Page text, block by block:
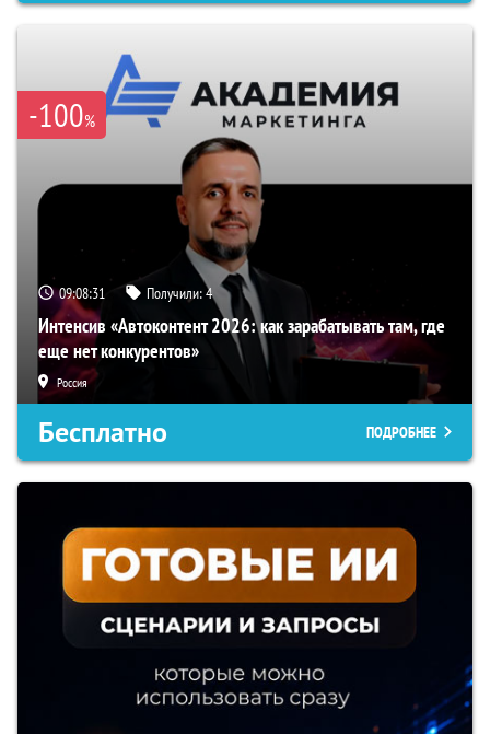
-100%
09:08:30 Получили:4
Интенсив «Автоконтент 2026: как зарабатывать там, где
еще нет конкурентов»
Россия
Бесплатно ПОДРОБНЕЕ